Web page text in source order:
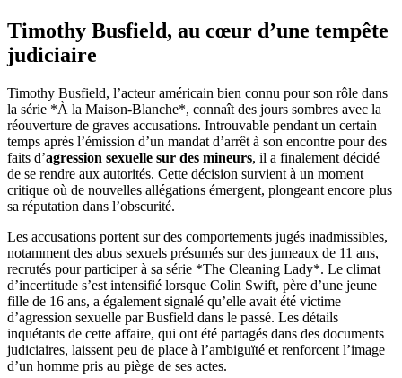
Timothy Busfield, au cœur d’une tempête
judiciaire
Timothy Busfield, l’acteur américain bien connu pour son rôle dans
la série *À la Maison-Blanche*, connaît des jours sombres avec la
réouverture de graves accusations. Introuvable pendant un certain
temps après l’émission d’un mandat d’arrêt à son encontre pour des
faits d’agression sexuelle sur des mineurs, il a finalement décidé
de se rendre aux autorités. Cette décision survient à un moment
critique où de nouvelles allégations émergent, plongeant encore plus
sa réputation dans l’obscurité.
Les accusations portent sur des comportements jugés inadmissibles,
notamment des abus sexuels présumés sur des jumeaux de 11 ans,
recrutés pour participer à sa série *The Cleaning Lady*. Le climat
d’incertitude s’est intensifié lorsque Colin Swift, père d’une jeune
fille de 16 ans, a également signalé qu’elle avait été victime
d’agression sexuelle par Busfield dans le passé. Les détails
inquétants de cette affaire, qui ont été partagés dans des documents
judiciaires, laissent peu de place à l’ambiguïté et renforcent l’image
d’un homme pris au piège de ses actes.